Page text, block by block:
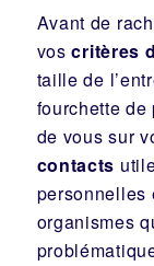
Avant de
voscritères
taille de
fourchette
de vous sur
contacts
personnelles
organismes